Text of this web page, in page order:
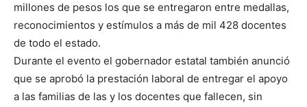
millones de pesos los que se entregaron entre medallas,
reconocimientos y estímulos a más de mil 428 docentes
de todo el estado.
Durante el evento el gobernador estatal también anunció
que se aprobó la prestación laboral de entregar el apoyo
a las familias de las y los docentes que fallecen, sin